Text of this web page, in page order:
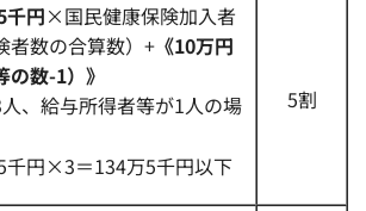
千円×国民健康保険加入者
者数の合算数）+ 《10万円
数-1）》
人、給与所得者等が1人の場
円×3＝134万5千円以下
5割